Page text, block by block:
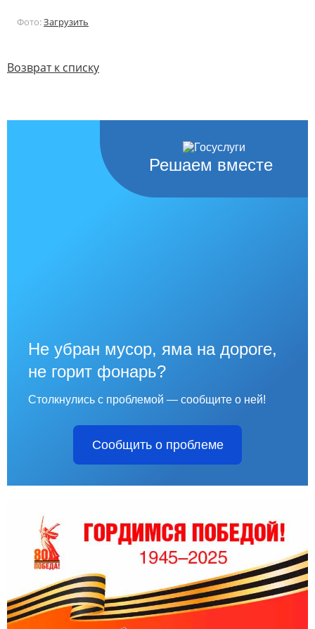
Фото:Загрузить
Возврат к списку
Решаем вместе
Не убран мусор, яма на дороге,
не горит фонарь?
Столкнулись с проблемой — сообщите о ней!
Сообщить о проблеме